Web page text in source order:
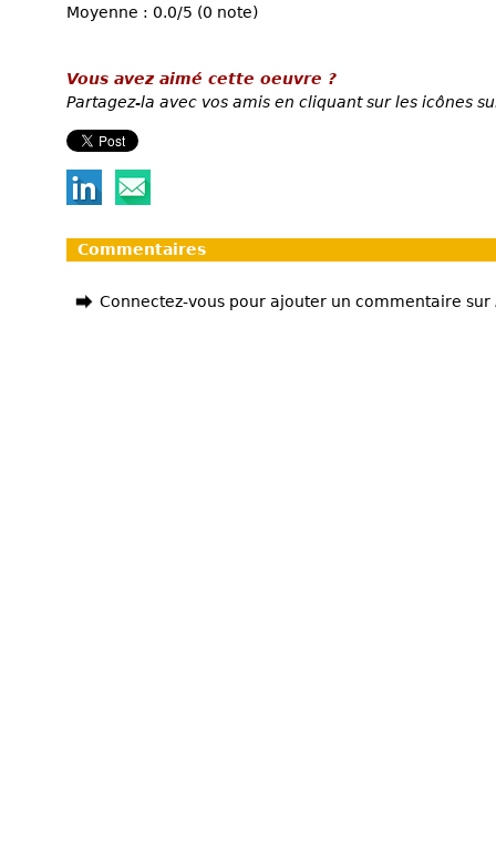
Moyenne : 0.0/5 (0 note)
Vous avez aimé cette oeuvre ?
Partagez-la avec vos amis en cliquant sur les icônes
Commentaires
Connectez-vous pour ajouter un commentaire sur